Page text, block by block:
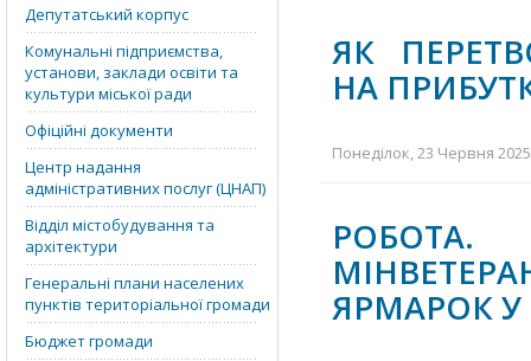
Депутатський корпус
Комунальні підприємства,
установи, заклади освіти та
культури міської ради
Офіційні документи
Центр надання
адміністративних послуг (ЦНАП)
Відділ містобудування та
архітектури
Генеральні плани населених
пунктів територіальної громади
Бюджет громади
ЯК
НА
Понеділок, 23 Червня
ЯРМАРОК У